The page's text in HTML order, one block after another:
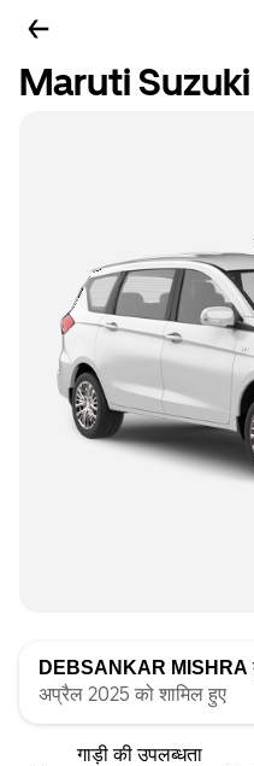
Maruti
DEBSANKAR MISHRA
अप्रैल 2025 को शामिल हुए
गाड़ी की उपलब्धता